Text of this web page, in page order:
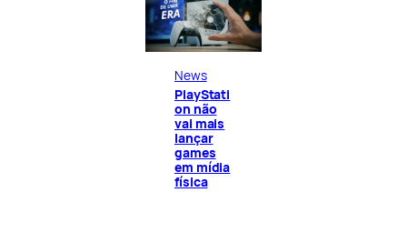
News
PlayStati
on não
vai mais
lançar
games
em mídia
física